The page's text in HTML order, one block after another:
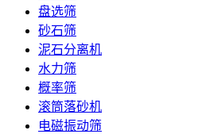
盘选筛
砂石筛
泥石分离机
水力筛
概率筛
滚筒落砂机
电磁振动筛